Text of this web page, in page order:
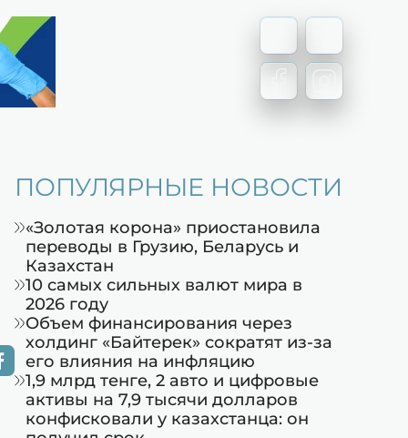
ПОПУЛЯРНЫЕ НОВОСТИ
«Золотая корона» приостановила
переводы в Грузию, Беларусь и
Казахстан
10 самых сильных валют мира в
2026 году
Объем финансирования через
холдинг «Байтерек» сократят из-за
его влияния на инфляцию
1,9 млрд тенге, 2 авто и цифровые
активы на 7,9 тысячи долларов
конфисковали у казахстанца: он